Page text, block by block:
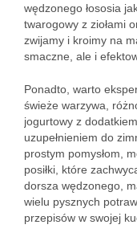
wędzonego łososia
twarogowy z ziołami
zwijamy i kroimy na
smaczne, ale i
Ponadto, warto
świeże warzywa,
jogurtowy z
uzupełnieniem do
prostym pomysłom,
posiłki, które
dorsza wędzonego,
wielu pysznych
przepisów w swojej